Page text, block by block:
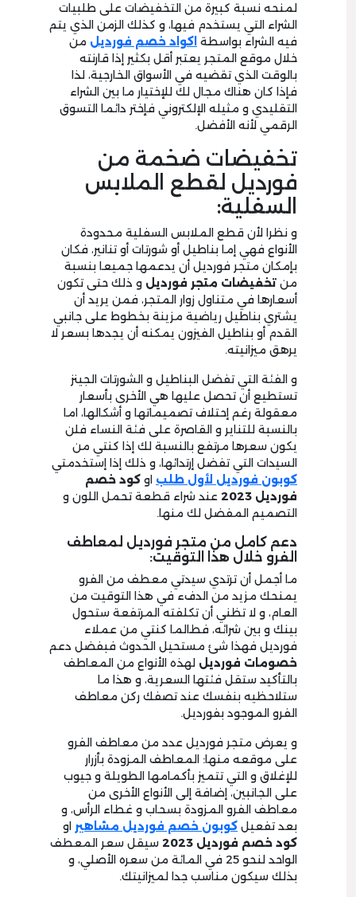
لمنحه نسبة كبيرة من التخفيضات على طلبيات
الشراء التي يستخدم فيها، و كذلك الزمن الذي يتم
فيه الشراء بواسطة اكواد خصم فورديل من
خلال موقع المتجر يعتبر أقل بكثير إذا قارنته
بالوقت الذي تقضيه في الأسواق الخارجية، لذا
فإذا كان هناك مجال لك للإختيار ما بين الشراء
التقليدي و مثيله الإلكتروني فإختر دائما التسوق
الرقمي لأنه الأفضل.
تخفيضات ضخمة من
فورديل لقطع الملابس
السفلية:
و نظرا لأن قطع الملابس السفلية محدودة
الأنواع فهي إما بناطيل أو شورتات أو تنانير، فكان
بإمكان متجر فورديل أن يدعمها جميعا بنسبة
من تخفيضات متجر فورديل و ذلك حتى تكون
أسعارها في متناول زوار المتجر، فمن يريد أن
يشتري بناطيل رياضية مزينة بخطوط على جانبي
القدم أو بناطيل الفيزون يمكنه أن يجدها بسعر لا
يرهق ميزانيته.
و الفئة التي تفضل البناطيل و الشورتات الجينز
تستطيع أن تحصل عليها هي الأخرى بأسعار
معقولة رغم إحتلاف تصميماتها و أشكالها، اما
بالنسبة للتناير و القاصرة على فئة النساء فلن
يكون سعرها مرتفع بالنسبة لك إذا كنتي من
السيدات التي تفضل إرتدائها، و ذلك إذا إستخدمتي
كوبون فورديل لأول طلب او كود خصم
فورديل
2023
عند شراء قطعة تحمل اللون و
التصميم المفضل لك منها.
دعم كامل من متجر فورديل لمعاطف
الفرو خلال هذا التوقيت:
ما أجمل أن ترتدي سيدتي معطف من الفرو
يمنحك مزيد من الدفء في هذا التوقيت من
العام، و لا تظني أن تكلفته المرتفعة ستحول
بينك و بين شرائه، فطالما كنتي من عملاء
فورديل فهذا شئ مستحيل الحدوث فبفضل دعم
خصومات فورديل لهذه الأنواع من المعاطف
بالتأكيد ستقل فئتها السعرية، و هذا ما
ستلاحظيه بنفسك عند تصفك ركن معاطف
الفرو الموجود بفورديل.
و يعرض متجر فورديل عدد من معاطف الفرو
على موقعه منها: المعاطف المزودة بأزرار
للإغلاق و التي تتميز بأكمامها الطويلة و جيوب
على الجانبين، إضافة إلى الأنواع الأخرى من
معاطف الفرو المزودة بسحاب و غطاء الرأس، و
بعد تفعيل كوبون خصم فورديل مشاهير او
كود خصم فورديل
2023
سيقل سعر المعطف
الواحد لنحو 25 في المائة من سعره الأصلي، و
بذلك سيكون مناسب جدا لميزانيتك.